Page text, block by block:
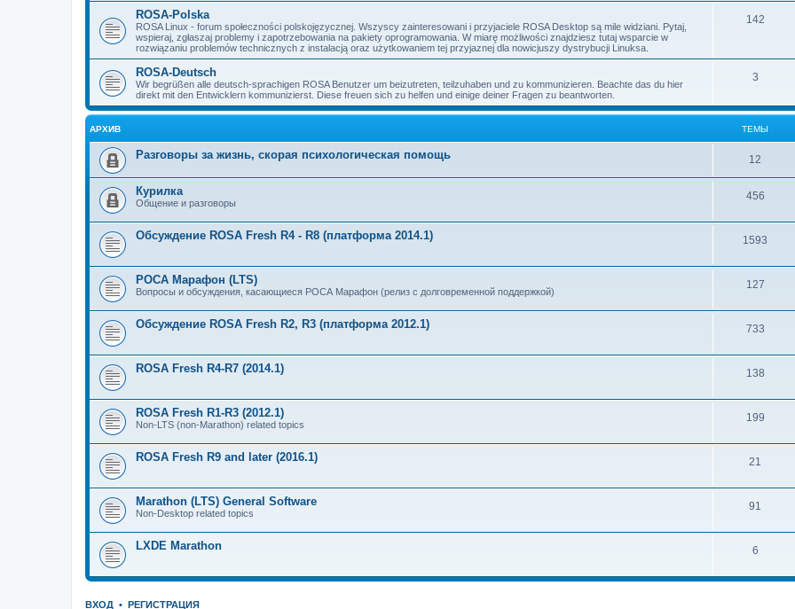
ROSA-Polska
ROSA Linux - forum społeczności polskojęzycznej. Wszyscy zainteresowani i przyjaciele ROSA Desktop są mile widziani. Pytaj,
wspieraj, zgłaszaj problemy i zapotrzebowania na pakiety oprogramowania. W miarę możliwości znajdziesz tutaj wsparcie w
rozwiązaniu problemów technicznych z instalacją oraz użytkowaniem tej przyjaznej dla nowicjuszy dystrybucji Linuksa.
142
ROSA-Deutsch
Wir begrüßen alle deutsch-sprachigen ROSA Benutzer um beizutreten, teilzuhaben und zu kommunizieren. Beachte das du hier
direkt mit den Entwicklern kommunizierst. Diese freuen sich zu helfen und einige deiner Fragen zu beantworten.
3
АРХИВ ТЕМЫ
Разговоры за жизнь, скорая психологическая помощь 12
Курилка
Общение и разговоры
456
Обсуждение ROSA Fresh R4 - R8 (платформа 2014.1) 1593
РОСА Марафон (LTS)
Вопросы и обсуждения, касающиеся РОСА Марафон (релиз с долговременной поддержкой)
127
Обсуждение ROSA Fresh R2, R3 (платформа 2012.1) 733
ROSA Fresh R4-R7 (2014.1) 138
ROSA Fresh R1-R3 (2012.1)
Non-LTS (non-Marathon) related topics
199
ROSA Fresh R9 and later (2016.1) 21
Marathon (LTS) General Software
Non-Desktop related topics
91
LXDE Marathon 6
ВХОД • РЕГИСТРАЦИЯ